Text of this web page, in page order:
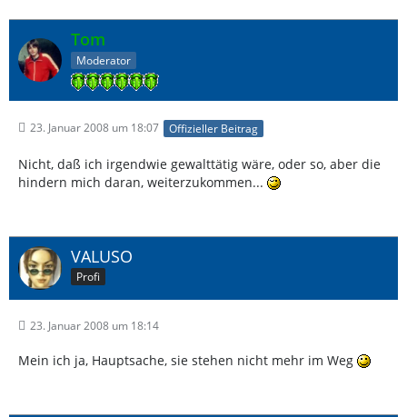
Tom
Moderator
23. Januar 2008 um 18:07 Offizieller Beitrag
Nicht, daß ich irgendwie gewalttätig wäre, oder so, aber die
hindern mich daran, weiterzukommen...
VALUSO
Profi
23. Januar 2008 um 18:14
Mein ich ja, Hauptsache, sie stehen nicht mehr im Weg